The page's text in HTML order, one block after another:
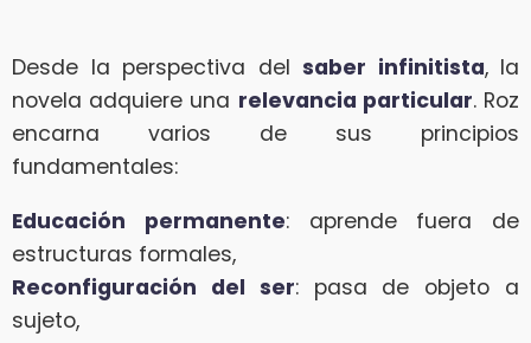
Desde la perspectiva del saber infinitista, la
novela adquiere una relevancia particular. Roz
encarna varios de sus principios
fundamentales:
Educación permanente: aprende fuera de
estructuras formales,
Reconfiguración del ser: pasa de objeto a
sujeto,